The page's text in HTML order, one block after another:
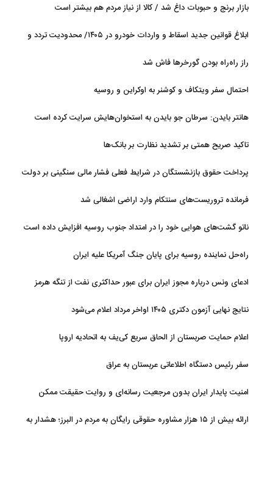
بازار برنج و حبوبات داغ شد / کالا از نیاز مردم هم بیشتر است
ابلاغ قوانین جدید اسقاط و واردات خودرو در ۱۴۰۵/ محدودیت تردد و
راز راه‌راه بودن گورخرها فاش شد
احتمال سفر ویتکاف و کوشنر به اوکراین و روسیه
هانتر بایدن: سرطان جو بایدن به استخوان‌هایش سرایت کرده است
تاکید صریح همتی بر تشدید نظارت بر بانک‌ها
پرداخت حقوق بازنشستگان در شرایط فعلی فشار مالی سنگینی بر دولت
فرمانده تروریست‌های سنتکام وارد اراضی اشغالی شد
ناتو گشت‌های هوایی خود را در امتداد جنوب روسیه افزایش داده است
راه‌حل نماینده روسیه برای پایان جنگ آمریکا علیه ایران
ادعای ونس درباره مجوز ایران برای عبور حداکثری نفت از تنگه هرمز
نتایج نهایی آزمون دکتری ۱۴۰۵ اواخر مرداد اعلام می‌شود
اعلام حمایت صربستان از الحاق سریع کی‌یف به اتحادیه اروپا
سفر رئیس دستگاه اطلاعاتی عربستان به عراق
امنیت پایدار ایران بدون مرجعیت رسانه‌ای و روایت حقیقت ممکن
ارائه بیش از ۱۵ هزار مشاوره حقوقی رایگان به مردم در البرز؛ هشدار به